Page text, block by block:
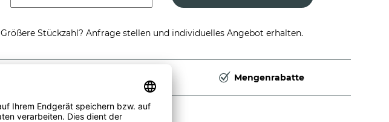
Größere Stückzahl? Anfrage stellen und individuelles Angebot erhalten.
Mengenrabatte